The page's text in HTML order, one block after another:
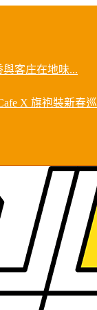
客庄在地味...
X 旗袍裝新春